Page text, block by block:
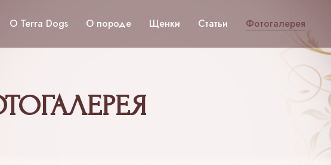
О Terra Dogs О породе Щенки Статьи Фотогалерея